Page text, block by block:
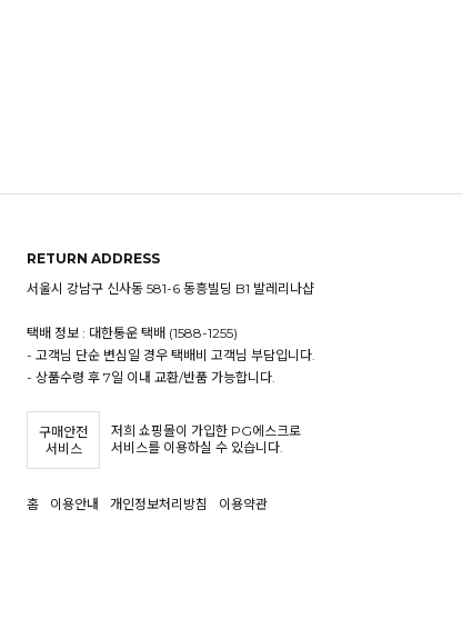
RETURN ADDRESS
서울시 강남구 신사동 581-6 동흥빌딩 B1 발레리나샵
택배 정보 : 대한통운 택배 (1588-1255)
- 고객님 단순 변심일 경우 택배비 고객님 부담입니다.
- 상품수령 후 7일 이내 교환/반품 가능합니다.
구매안전
서비스
저희 쇼핑몰이 가입한 PG에스크로
서비스를 이용하실 수 있습니다.
홈 이용안내 개인정보처리방침 이용약관